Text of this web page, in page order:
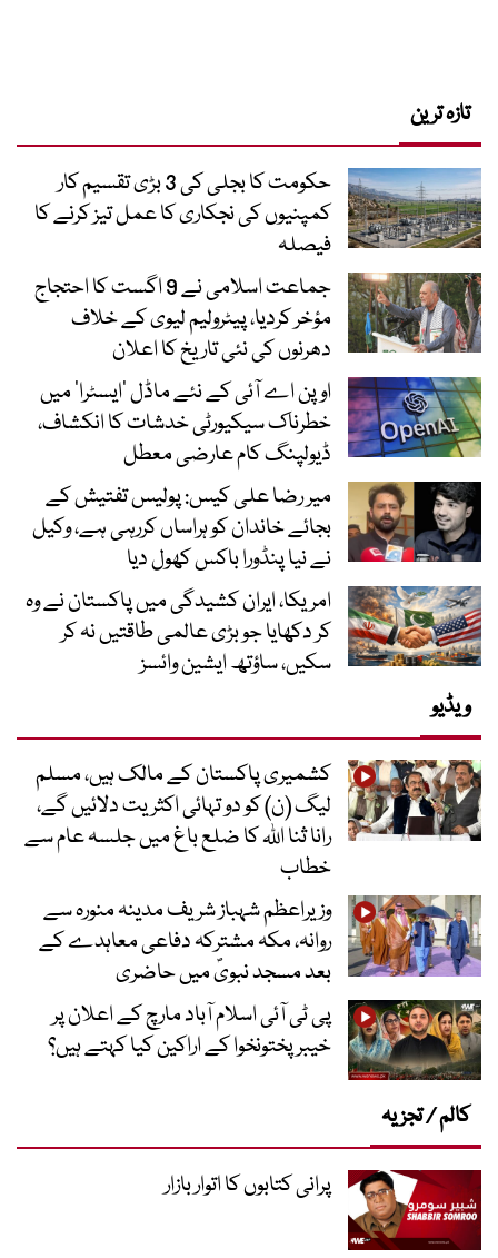
تازہ ترین
حکومت کا بجلی کی 3 بڑی تقسیم کار
کمپنیوں کی نجکاری کا عمل تیز کرنے کا
فیصلہ
جماعت اسلامی نے 9 اگست کا احتجاج
مؤخر کردیا، پیٹرولیم لیوی کے خلاف
دھرنوں کی نئی تاریخ کا اعلان
اوپن اے آئی کے نئے ماڈل ’ایسٹرا‘ میں
خطرناک سیکیورٹی خدشات کا انکشاف،
ڈیولپنگ کام عارضی معطل
میر رضا علی کیس: پولیس تفتیش کے
بجائے خاندان کو ہراساں کررہی ہے، وکیل
نے نیا پنڈورا باکس کھول دیا
امریکا، ایران کشیدگی میں پاکستان نے وہ
کر دکھایا جو بڑی عالمی طاقتیں نہ کر
سکیں، ساؤتھ ایشین وائسز
ویڈیو
کشمیری پاکستان کے مالک ہیں، مسلم
لیگ (ن) کو دو تہائی اکثریت دلائیں گے،
رانا ثنا اللہ کا ضلع باغ میں جلسہ عام سے
خطاب
وزیراعظم شہباز شریف مدینہ منورہ سے
روانہ، مکہ مشترکہ دفاعی معاہدے کے
بعد مسجد نبویؐ میں حاضری
پی ٹی آئی اسلام آباد مارچ کے اعلان پر
خیبر پختونخوا کے اراکین کیا کہتے ہیں؟
کالم / تجزیہ
پرانی کتابوں کا اتوار بازار